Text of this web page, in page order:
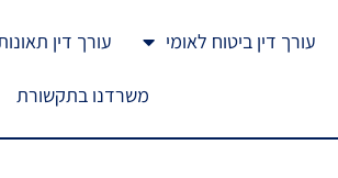
עורך דין ביטוח לאומי עורך דין
משרדנו בתקשורת